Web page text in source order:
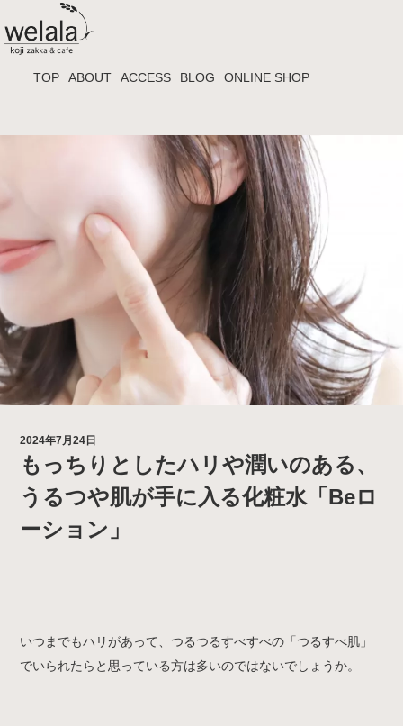
TOP ABOUT ACCESS BLOG ONLINE SHOP
2024年7月24日
もっちりとしたハリや潤いのある、
うるつや肌が手に入る化粧水「Beロ
ーション」
いつまでもハリがあって、つるつるすべすべの「つるすべ肌」
でいられたらと思っている方は多いのではないでしょうか。